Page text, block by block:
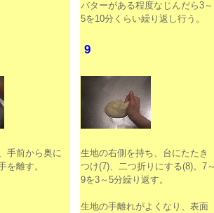
バターがある程度なじんだら3～
5を10分くらい繰り返し行う。
手前から奥に
を離す。
9
生地の右側を持ち、台にたたき
つけ(7)、二つ折りにする(8)。7～
9を3～5分繰り返す。
生地の手離れがよくなり、表面